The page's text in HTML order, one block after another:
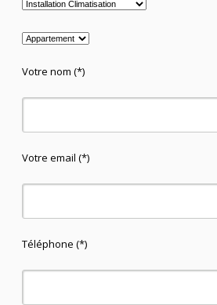
Votre nom (*)
Votre email (*)
Téléphone (*)